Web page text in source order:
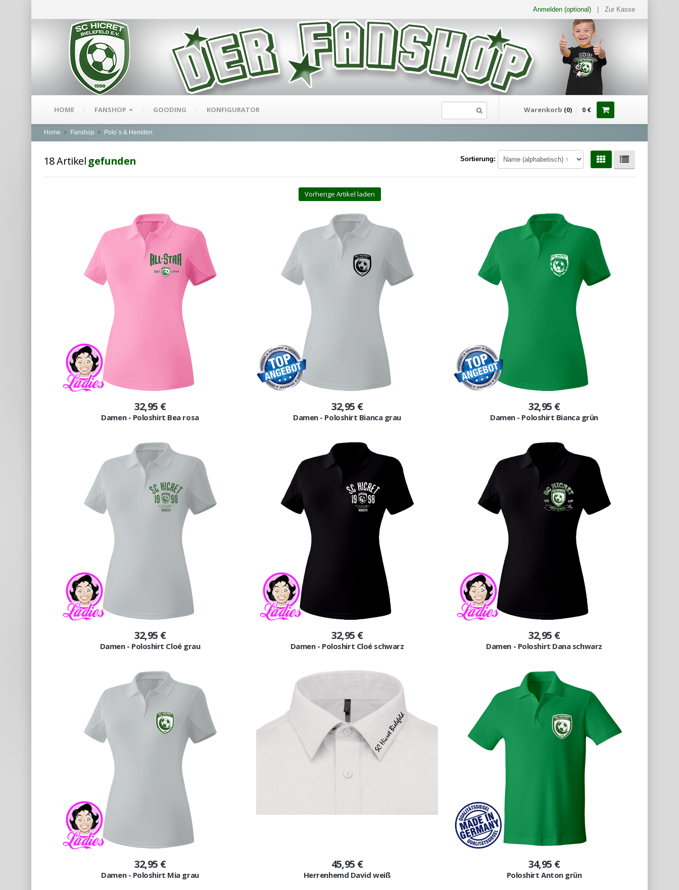
Anmelden (optional) Zur Kasse
HOME FANSHOP GOODING KONFIGURATOR Warenkorb (0) 0 €
Home Fanshop Polo`s & Hemden
18Artikel gefunden Sortierung:
Vorherige Artikel laden
32,95 €
Damen - Poloshirt Bea rosa
32,95 €
Damen - Poloshirt Bianca grau
32,95 €
Damen - Poloshirt Bianca grün
32,95 €
Damen - Poloshirt Cloé grau
32,95 €
Damen - Poloshirt Cloé schwarz
32,95 €
Damen - Poloshirt Dana schwarz
32,95 €
Damen - Poloshirt Mia grau
45,95 €
Herrenhemd David weiß
34,95 €
Poloshirt Anton grün